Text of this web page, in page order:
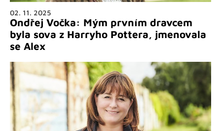
02. 11. 2025
Ondřej Vočka: Mým prvním dravcem
byla sova z Harryho Pottera, jmenovala
se Alex